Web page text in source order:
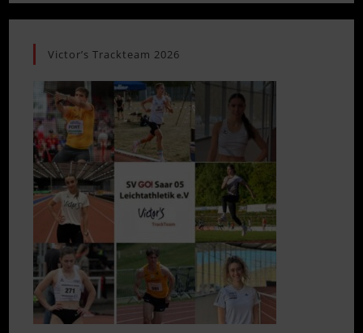
Victor’s Trackteam 2026